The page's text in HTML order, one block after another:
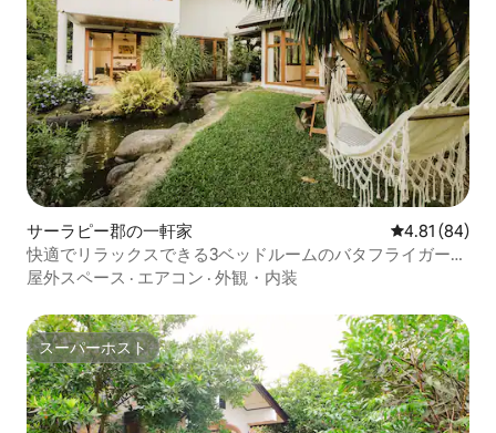
サーラピー郡の一軒家 レビュー84
4.81 (84)
快適でリラックスできる3ベッドルームのバタフライガーデ
ン
屋外スペース · エアコン · 外観・内装
スーパーホスト
スーパーホスト